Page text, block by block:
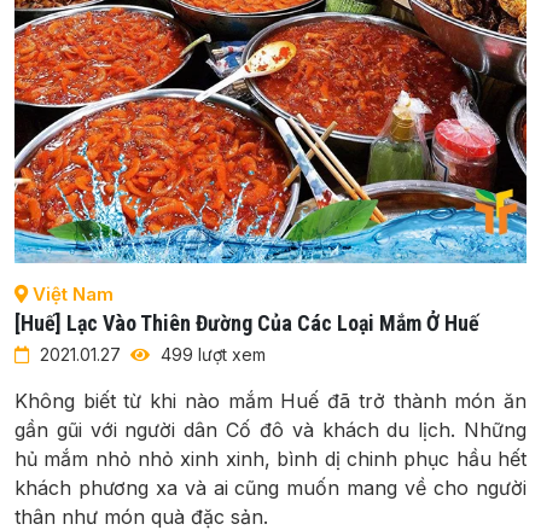
Việt Nam
[Huế] Lạc Vào Thiên Đường Của Các Loại Mắm Ở Huế
2021.01.27 499 lượt xem
Không biết từ khi nào mắm Huế đã trở thành món ăn
gần gũi với người dân Cố đô và khách du lịch. Những
hủ mắm nhỏ nhỏ xinh xinh, bình dị chinh phục hầu hết
khách phương xa và ai cũng muốn mang về cho người
thân như món quà đặc sản.